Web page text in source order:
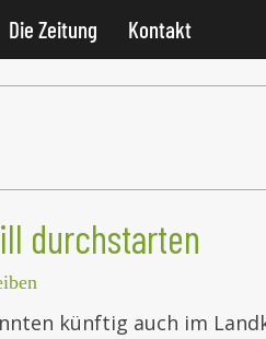
Die Zeitung Kontakt
durchstarten
künftig auch im